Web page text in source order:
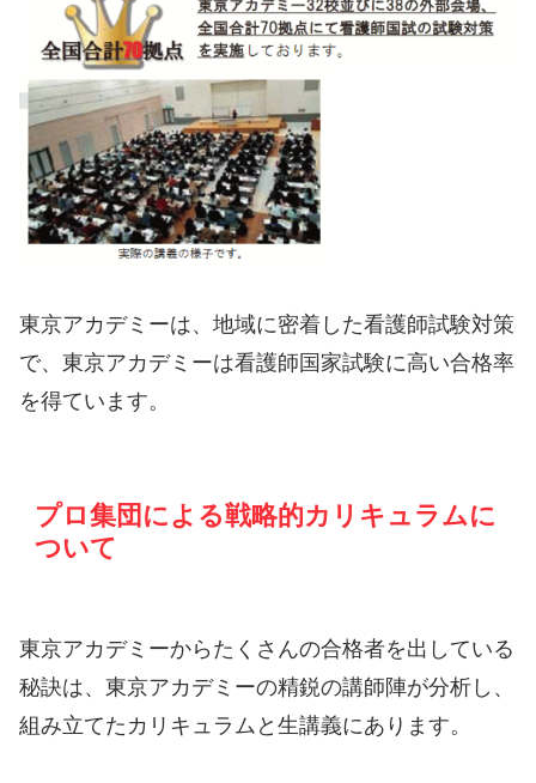
東京アカデミーは、地域に密着した看護師試験対策
で、東京アカデミーは看護師国家試験に高い合格率
を得ています。
プロ集団による戦略的カリキュラムに
ついて
東京アカデミーからたくさんの合格者を出している
秘訣は、東京アカデミーの精鋭の講師陣が分析し、
組み立てたカリキュラムと生講義にあります。